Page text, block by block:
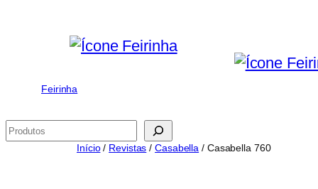
Feirinha
Pesquisar
Início/ Revistas /Casabella / Casabella 760